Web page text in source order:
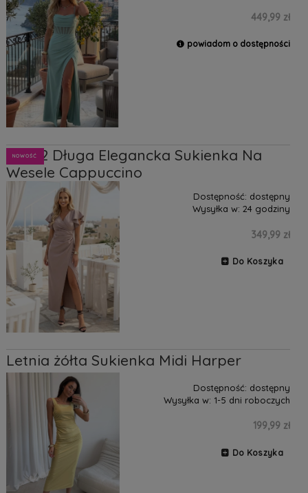
449,99 zł
powiadom o dostępności
Lena2 Długa Elegancka Sukienka Na
Wesele Cappuccino
Dostępność: dostępny
Wysyłka w: 24 godziny
349,99 zł
Do Koszyka
NOWOŚĆ
Letnia żółta Sukienka Midi Harper
Dostępność: dostępny
Wysyłka w: 1-5 dni roboczych
199,99 zł
Do Koszyka